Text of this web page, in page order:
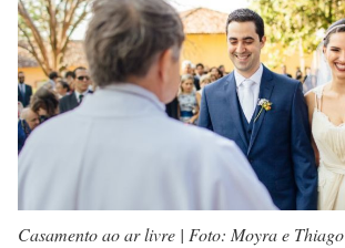
Casamento ao ar livre | Foto: Moyra e Thiago